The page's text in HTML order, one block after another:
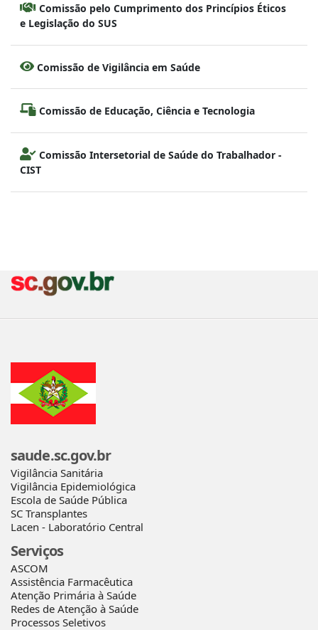
Comissão pelo Cumprimento dos Princípios Éticos
e Legislação do SUS
Comissão de Vigilância em Saúde
Comissão de Educação, Ciência e Tecnologia
Comissão Intersetorial de Saúde do Trabalhador -
CIST
saude.sc.gov.br
Vigilância Sanitária
Vigilância Epidemiológica
Escola de Saúde Pública
SC Transplantes
Lacen - Laboratório Central
Serviços
ASCOM
Assistência Farmacêutica
Atenção Primária à Saúde
Redes de Atenção à Saúde
Processos Seletivos